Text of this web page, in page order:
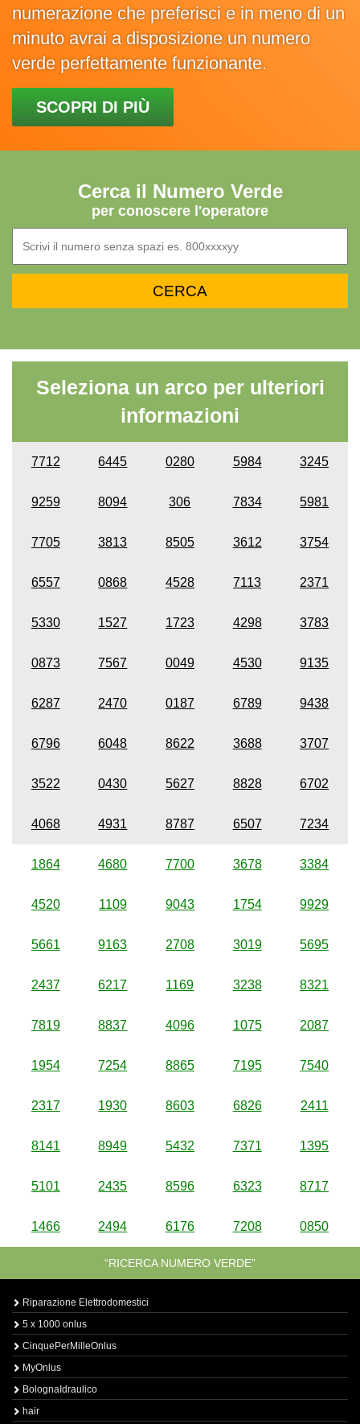
numerazione che preferisci e in meno di un
minuto avrai a disposizione un numero
verde perfettamente funzionante.
SCOPRI DI PIÙ
Cerca il Numero Verde
per conoscere l'operatore
Seleziona un arco per ulteriori
informazioni
7712 6445 0280 5984 3245
9259 8094 306 7834 5981
7705 3813 8505 3612 3754
6557 0868 4528 7113 2371
5330 1527 1723 4298 3783
0873 7567 0049 4530 9135
6287 2470 0187 6789 9438
6796 6048 8622 3688 3707
3522 0430 5627 8828 6702
4068 4931 8787 6507 7234
1864 4680 7700 3678 3384
4520 1109 9043 1754 9929
5661 9163 2708 3019 5695
2437 6217 1169 3238 8321
7819 8837 4096 1075 2087
1954 7254 8865 7195 7540
2317 1930 8603 6826 2411
8141 8949 5432 7371 1395
5101 2435 8596 6323 8717
1466 2494 6176 7208 0850
“RICERCA NUMERO VERDE”
Riparazione Elettrodomestici
5 x 1000 onlus
CinquePerMilleOnlus
MyOnlus
BolognaIdraulico
hair